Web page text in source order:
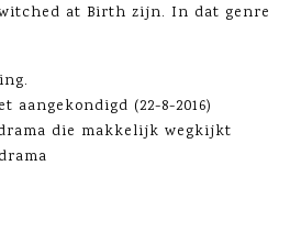
at Birth zijn. In dat genre
aangekondigd (22-8-2016)
die makkelijk wegkijkt